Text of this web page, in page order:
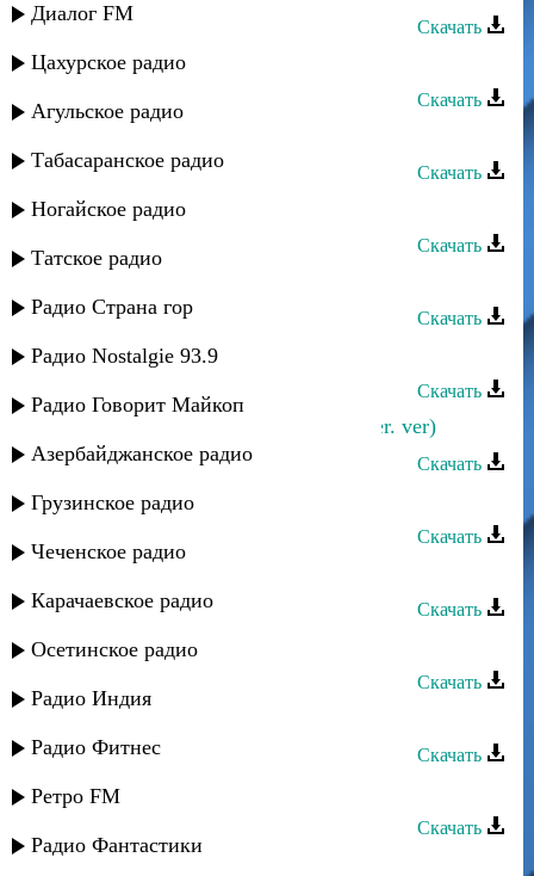
Диалог FM
Цахурское радио
Агульское радио
Табасаранское радио
Ногайское радио
Татское радио
Радио Страна гор
Радио Nostalgie 93.9
Радио Говорит Майкоп
Азербайджанское радио
Грузинское радио
Чеченское радио
Карачаевское радио
Осетинское радио
Радио Индия
Радио Фитнес
Ретро FM
Радио Фантастики
Скачать
Тельман - Диде
Скачать
Скачать
Тельман - Ангел мой
Скачать
Скачать
Тельман - Ты со мной
Скачать
Тельман - Ты одна моя любовь (azer. ver)
Скачать
Тельман - Сладкие сказки
Скачать
Скачать
Тельман - Тайна
Скачать
Скачать
Тельман - Любимая, родная
Скачать
Тельман - Дагестан